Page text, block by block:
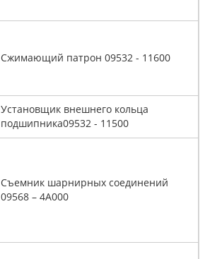
Сжимающий патрон 09532 - 11600
Установщик внешнего кольца
подшипника09532 - 11500
Съемник шарнирных соединений
09568 – 4А000